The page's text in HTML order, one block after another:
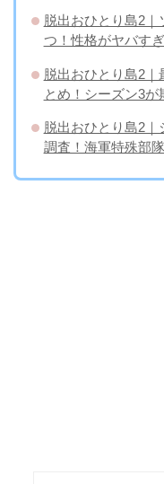
脱出おひとり島2
つ！性格がヤバす
脱出おひとり島2｜
とめ！シーズン3が
脱出おひとり島2
調査！海軍特殊部